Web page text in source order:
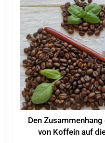
Den
von Koffein auf